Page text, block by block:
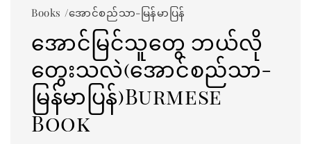
Books /အောင်စည်သာ-မြန်မာပြန်
အောင်မြင်သူတွေ ဘယ်လို
တွေးသလဲ(အောင်စည်သာ-
မြန်မာပြန်)Burmese
Book